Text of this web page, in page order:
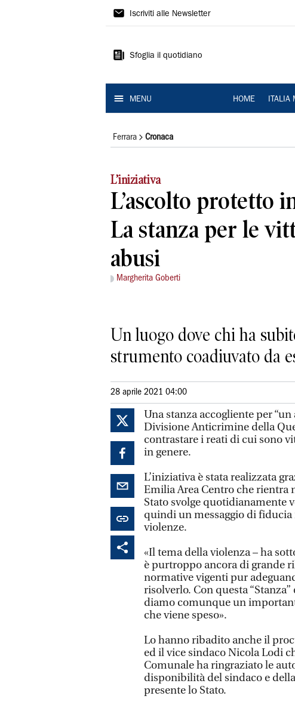
La
Ferrara
Iscriviti alle Newsletter
Sfoglia il quotidiano
MENU HOME ITALIA
Ferrara Cronaca
L’iniziativa
L’ascolto protetto
La stanza per le
abusi
Margherita Goberti
Un luogo dove chi ha
strumento coadiuvato da
28 aprile 2021 04:00
Una stanza accogliente per
Divisione Anticrimine della
contrastare i reati di cui sono
in genere.
L’iniziativa è stata realizzata
Emilia Area Centro che rientra
Stato svolge quotidianamente
quindi un messaggio di
violenze.
«Il tema della violenza – ha
è purtroppo ancora di grande
normative vigenti pur
risolverlo. Con questa
diamo comunque un
che viene speso».
Lo hanno ribadito anche il
ed il vice sindaco Nicola Lodi
Comunale ha ringraziato le
disponibilità del sindaco e
presente lo Stato.